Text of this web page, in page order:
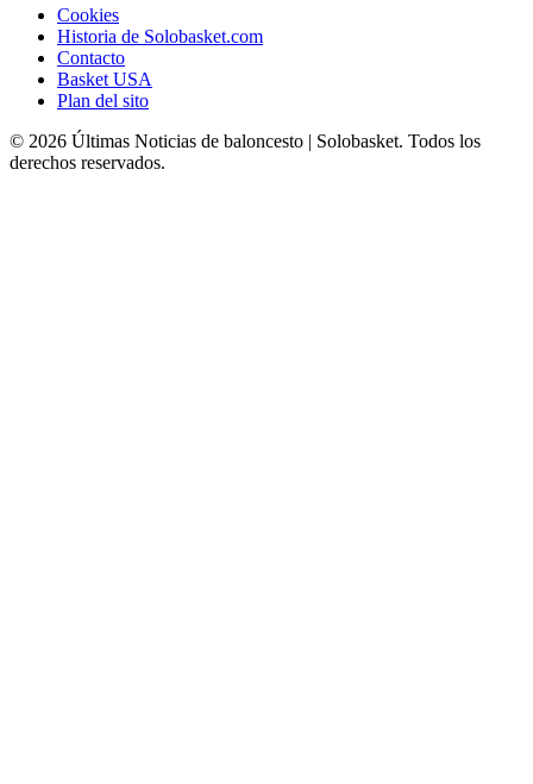
Cookies
Historia de Solobasket.com
Contacto
Basket USA
Plan del sito
© 2026 Últimas Noticias de baloncesto | Solobasket. Todos los
derechos reservados.